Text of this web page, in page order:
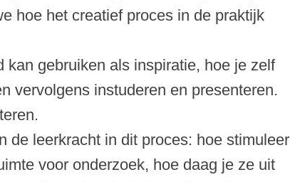
hoe het creatief proces in de praktijk
kan gebruiken als inspiratie, hoe je zelf
vervolgens instuderen en presenteren.
de leerkracht in dit proces: hoe stimuleer
voor onderzoek, hoe daag je ze uit